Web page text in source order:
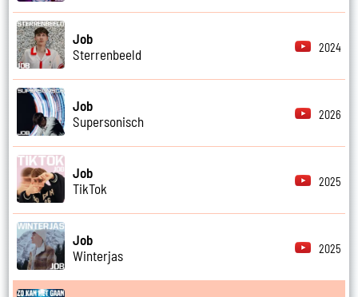
Job
Sterrenbeeld
2024
Job
Supersonisch
2026
Job
TikTok
2025
Job
Winterjas
2025